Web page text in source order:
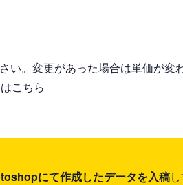
い。変更があった場合は単価が変
こちら
にて作成したデータを入稿